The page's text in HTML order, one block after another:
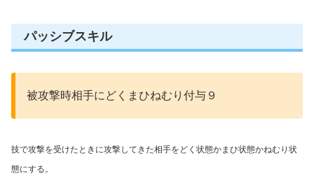
パッシブスキル
被攻撃時相手にどくまひねむり付与９
技で攻撃を受けたときに攻撃してきた相手をどく状態かまひ状態かねむり状
態にする。